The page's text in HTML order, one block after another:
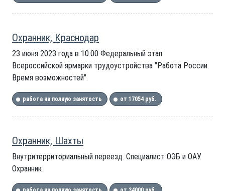
Охранник, Краснодар
23 июня 2023 года в 10.00 Федеральный этап
Всероссийской ярмарки трудоустройства "Работа России.
Время возможностей".
работа на полную занятость от 17054 руб.
Охранник, Шахты
Внутритерриториальный переезд. Специалист ОЭБ и ОАУ.
Охранник